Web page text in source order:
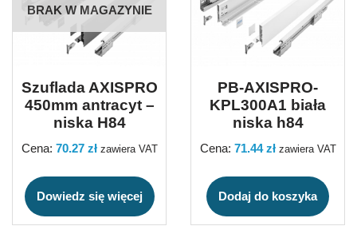
BRAK W MAGAZYNIE
Szuflada AXISPRO
450mm antracyt –
niska H84
Cena: 70.27 zł zawiera VAT
Dowiedz się więcej
PB-AXISPRO-
KPL300A1 biała
niska h84
Cena: 71.44zł zawiera VAT
Dodaj do koszyka